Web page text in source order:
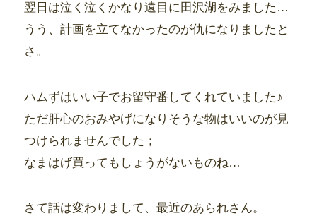
翌日は泣く泣くかなり遠目に田沢湖をみました…
うう、計画を立てなかったのが仇になりましたと
さ。
ハムずはいい子でお留守番してくれていました♪
ただ肝心のおみやげになりそうな物はいいのが見
つけられませんでした；
なまはげ買ってもしょうがないものね…
さて話は変わりまして、最近のあられさん。